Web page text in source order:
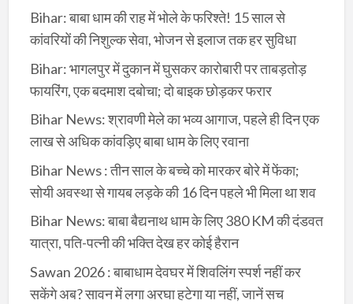
Bihar: बाबा धाम की राह में भोले के फरिश्ते! 15 साल से
कांवरियों की निशुल्क सेवा, भोजन से इलाज तक हर सुविधा
Bihar: भागलपुर में दुकान में घुसकर कारोबारी पर ताबड़तोड़
फायरिंग, एक बदमाश दबोचा; दो बाइक छोड़कर फरार
Bihar News: श्रावणी मेले का भव्य आगाज, पहले ही दिन एक
लाख से अधिक कांवड़िए बाबा धाम के लिए रवाना
Bihar News : तीन साल के बच्चे को मारकर बोरे में फेंका;
सोयी अवस्था से गायब लड़के की 16 दिन पहले भी मिला था शव
Bihar News: बाबा बैद्यनाथ धाम के लिए 380 KM की दंडवत
यात्रा, पति-पत्नी की भक्ति देख हर कोई हैरान
Sawan 2026 : बाबाधाम देवघर में शिवलिंग स्पर्श नहीं कर
सकेंगे अब? सावन में लगा अरघा हटेगा या नहीं, जानें सच